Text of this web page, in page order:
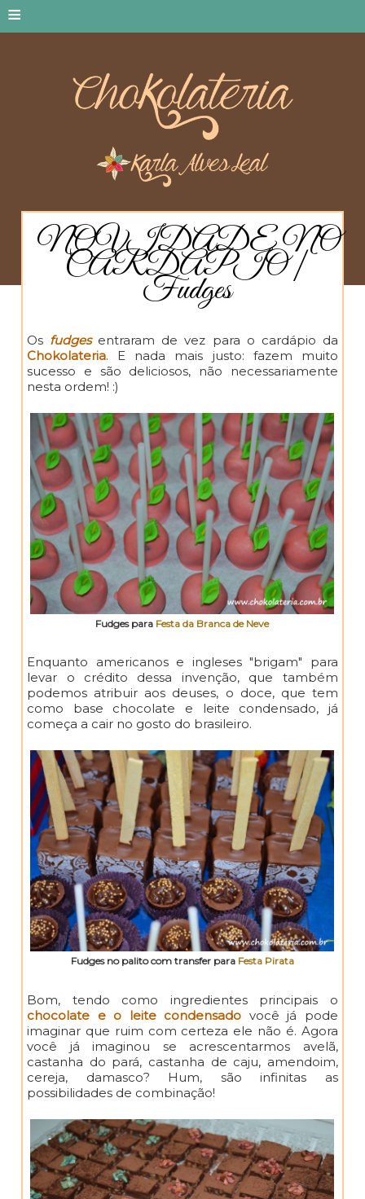
≡
NOVIDADE NO
CARDÁPIO |
Fudges
Os fudgesentraram de vez para o cardápio da
Chokolateria. E nada mais justo: fazem muito
sucesso e são deliciosos, não necessariamente
nesta ordem! :)
Fudges para Festa da Branca de Neve
Enquanto americanos e ingleses "brigam" para
levar o crédito dessa invenção, que também
podemos atribuir aos deuses, o doce, que tem
como base chocolate e leite condensado, já
começa a cair no gosto do brasileiro.
Fudges no palito com transfer para Festa Pirata
Bom, tendo como ingredientes principais o
chocolate e o leite condensado você já pode
imaginar que ruim com certeza ele não é. Agora
você já imaginou se acrescentarmos avelã,
castanha do pará, castanha de caju, amendoim,
cereja, damasco? Hum, são infinitas as
possibilidades de combinação!